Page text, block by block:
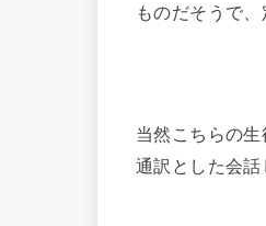
ものだそうで
当然こちらの
通訳とした会話